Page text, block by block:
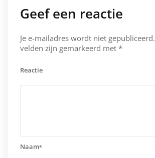
Geef een reactie
Je e-mailadres wordt niet gepubliceerd.
velden zijn gemarkeerd met *
Reactie
Naam*